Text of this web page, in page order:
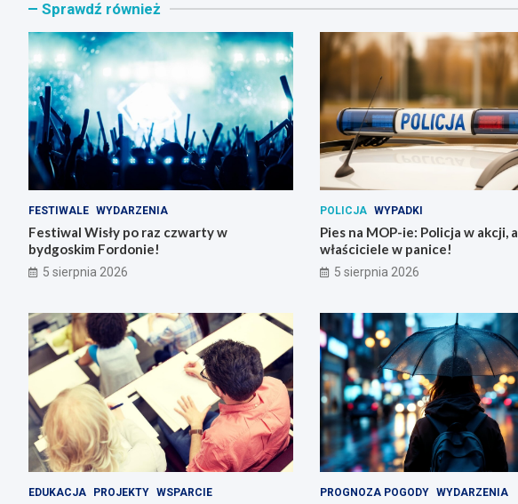
Sprawdź również
FESTIWALE WYDARZENIA
Festiwal Wisły po raz czwarty w
bydgoskim Fordonie!
5 sierpnia 2026
POLICJA WYPADKI
Pies na MOP-ie: Policja w akcji, a
właściciele w panice!
5 sierpnia 2026
EDUKACJA PROJEKTY WSPARCIE PROGNOZA POGODY WYDARZENIA